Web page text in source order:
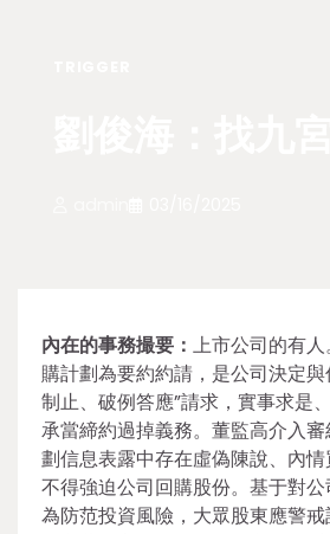
內在的事務撮要： 上市公司的有
購計劃為要約約請，是公司決定
制止、破例答應”請求，實事求是
承當締約過掉義務。董監高介入
劃信息表露中存在虛偽陳說、內
不得強迫公司回購股份。基于對
為防范投資風險，大眾股東應警